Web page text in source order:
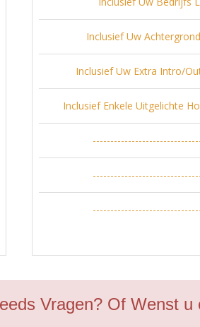
Inclusief Uw
Inclusief Uw Extra Intro/
Inclusief Enkele Uitgelichte
Vragen? Of Wenst